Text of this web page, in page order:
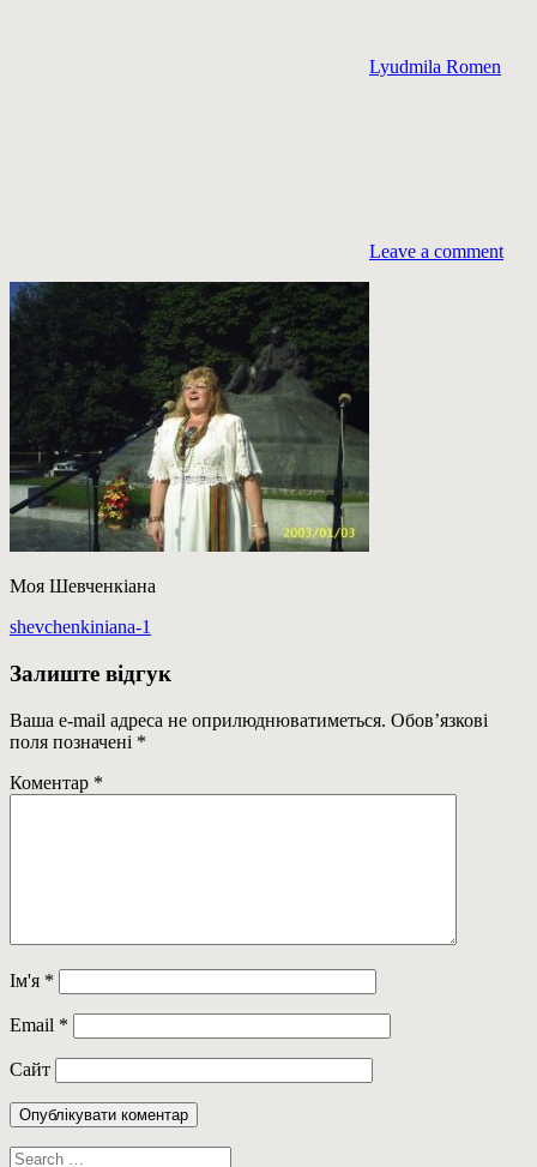
Lyudmila Romen
Leave a comment
Моя Шевченкіана
Навігація
записів
Previous
shevchenkiniana-1
Залиште відгук
Ваша e-mail адреса не оприлюднюватиметься. Обов’язкові
поля позначені *
Коментар *
Ім'я *
Email *
Сайт
Пошук: